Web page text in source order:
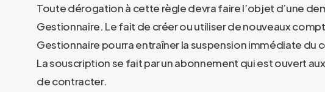
Toute dérogation à cette règle devra faire l’objet d’une
Gestionnaire. Le fait de créer ou utiliser de nouveaux
Gestionnaire pourra entraîner la suspension immédiate du
La souscription se fait par un abonnement qui est ouvert
de contracter.